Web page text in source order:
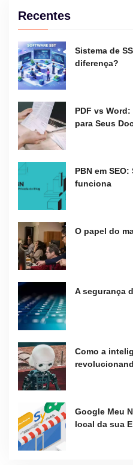
Recentes
Sistema de
diferença?
PDF vs
para Seus
PBN em
funciona
O papel do
A segurança
Como a
Google Meu
local da sua